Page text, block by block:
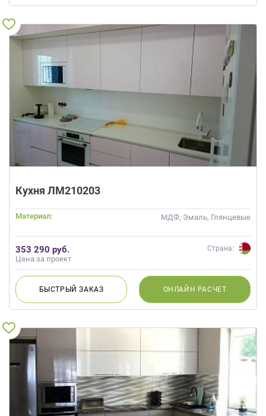
Кухня ЛМ210203
Материал: МДФ, Эмаль, Глянцевые
353 290 руб.
Цена за проект
Страна:
БЫСТРЫЙЗАКАЗ ОНЛАЙН РАСЧЕТ